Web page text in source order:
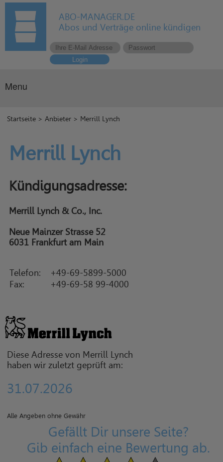
ABO-MANAGER.DE
Abos und Verträge online kündigen
Login
Menu
Startseite >Anbieter > Merrill Lynch
Merrill Lynch
Kündigungsadresse:
Merrill Lynch & Co., Inc.
Neue Mainzer Strasse 52
6031 Frankfurt am Main
Telefon:
+49-69-5899-5000
Fax:
+49-69-58 99-4000
Diese Adresse von Merrill Lynch
haben wir zuletzt geprüft am:
31.07.2026
Alle Angeben ohne Gewähr
Gefällt Dir unsere Seite?
Gib einfach eine Bewertung ab.